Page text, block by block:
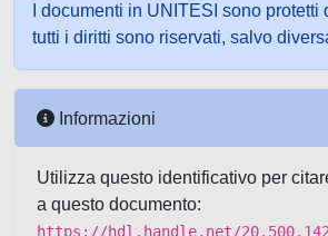
I documenti in UNITESI sono protetti
tutti i diritti sono riservati, salvo
Informazioni
Utilizza questo identificativo per
a questo documento:
https://hdl.handle.net/